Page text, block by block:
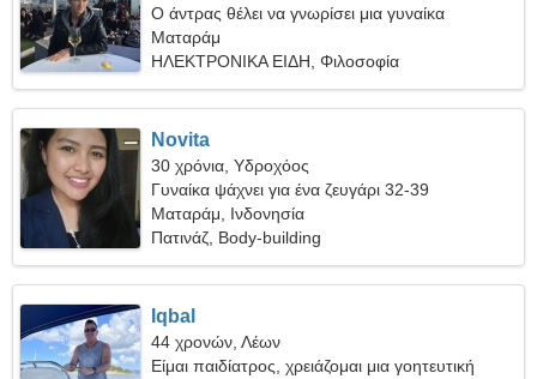
Ο άντρας θέλει να γνωρίσει μια γυναίκα
Ματαράμ
ΗΛΕΚΤΡΟΝΙΚΑ ΕΙΔΗ, Φιλοσοφία
Novita
30 χρόνια, Υδροχόος
Γυναίκα ψάχνει για ένα ζευγάρι 32-39
Ματαράμ, Ινδονησία
Πατινάζ, Body-building
Iqbal
44 χρονών, Λέων
Είμαι παιδίατρος, χρειάζομαι μια γοητευτική